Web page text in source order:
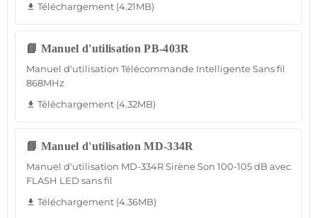
file_download Téléchargement (4.21MB)
📘 Manuel d'utilisation PB-403R
Manuel d'utilisation Télécommande Intelligente Sans fil
868MHz
file_download Téléchargement (4.32MB)
📘 Manuel d'utilisation MD-334R
Manuel d'utilisation MD-334R Sirène Son 100-105 dB avec
FLASH LED sans fil
file_download Téléchargement (4.36MB)